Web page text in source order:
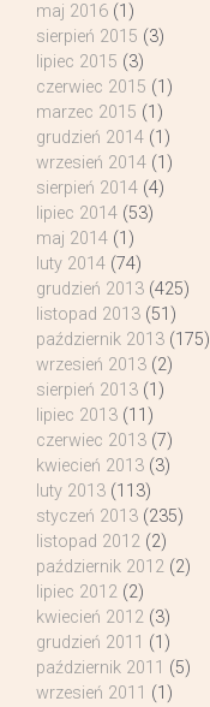
maj 2016 (1)
sierpień 2015 (3)
lipiec 2015 (3)
czerwiec 2015 (1)
marzec 2015 (1)
grudzień 2014 (1)
wrzesień 2014 (1)
sierpień 2014 (4)
lipiec 2014 (53)
maj 2014 (1)
luty 2014 (74)
grudzień 2013 (425)
listopad 2013 (51)
październik 2013 (175)
wrzesień 2013 (2)
sierpień 2013 (1)
lipiec 2013 (11)
czerwiec 2013 (7)
kwiecień 2013 (3)
luty 2013 (113)
styczeń 2013 (235)
listopad 2012 (2)
październik 2012 (2)
lipiec 2012 (2)
kwiecień 2012 (3)
grudzień 2011 (1)
październik 2011 (5)
wrzesień 2011 (1)